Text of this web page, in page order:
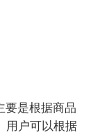
要是根据商品
用户可以根据